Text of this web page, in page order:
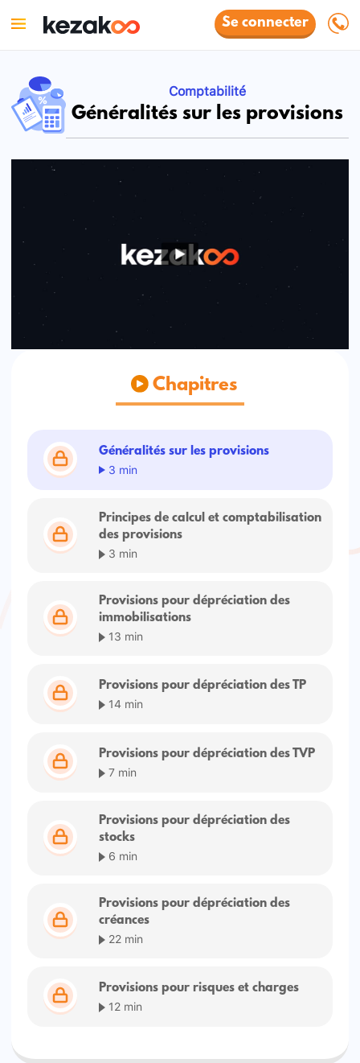
Se connecter
Comptabilité
Généralités sur les provisions
Chapitres
Généralités sur les provisions
3 min
Principes de calcul et comptabilisation
des provisions
3 min
Provisions pour dépréciation des
immobilisations
13 min
Provisions pour dépréciation des TP
14 min
Provisions pour dépréciation des TVP
7 min
Provisions pour dépréciation des
stocks
6 min
Provisions pour dépréciation des
créances
22 min
Provisions pour risques et charges
12 min